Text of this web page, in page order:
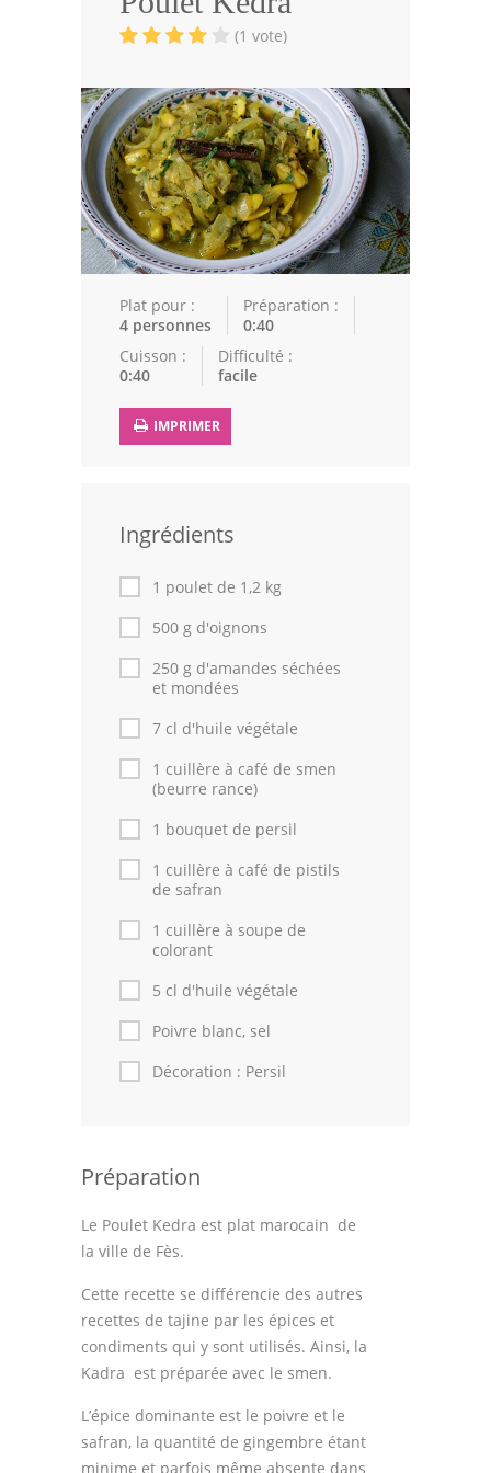
Volailles
Pâtisseries Orientales
Recettes marocaine
Cuisine Algérienne
Cuisine Tunisienne
Cuisine Libanaise
Articles
Actualités
Leçons de cuisine
Fêtes Religieuses
Chefs
Forum
Thèmes
Espace Personnel
(1 vote)
Plat pour :
4 personnes
Préparation :
0:40
Cuisson :
0:40
Difficulté :
facile
IMPRIMER
Ingrédients
1 poulet de 1,2 kg
500 g d'oignons
250 g d'amandes séchées
et mondées
7 cl d'huile végétale
1 cuillère à café de smen
(beurre rance)
1 bouquet de persil
1 cuillère à café de pistils
de safran
1 cuillère à soupe de
colorant
5 cl d'huile végétale
Poivre blanc, sel
Décoration : Persil
Préparation
Le Poulet Kedra est plat marocain de
la ville de Fès.
Cette recette se différencie des autres
recettes de tajine par les épices et
condiments qui y sont utilisés. Ainsi, la
Kadra est préparée avec le smen.
L’épice dominante est le poivre et le
safran, la quantité de gingembre étant
minime et parfois même absente dans